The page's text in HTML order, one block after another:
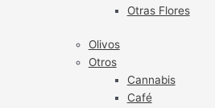
Otras Flores
Olivos
Otros
Cannabis
Café